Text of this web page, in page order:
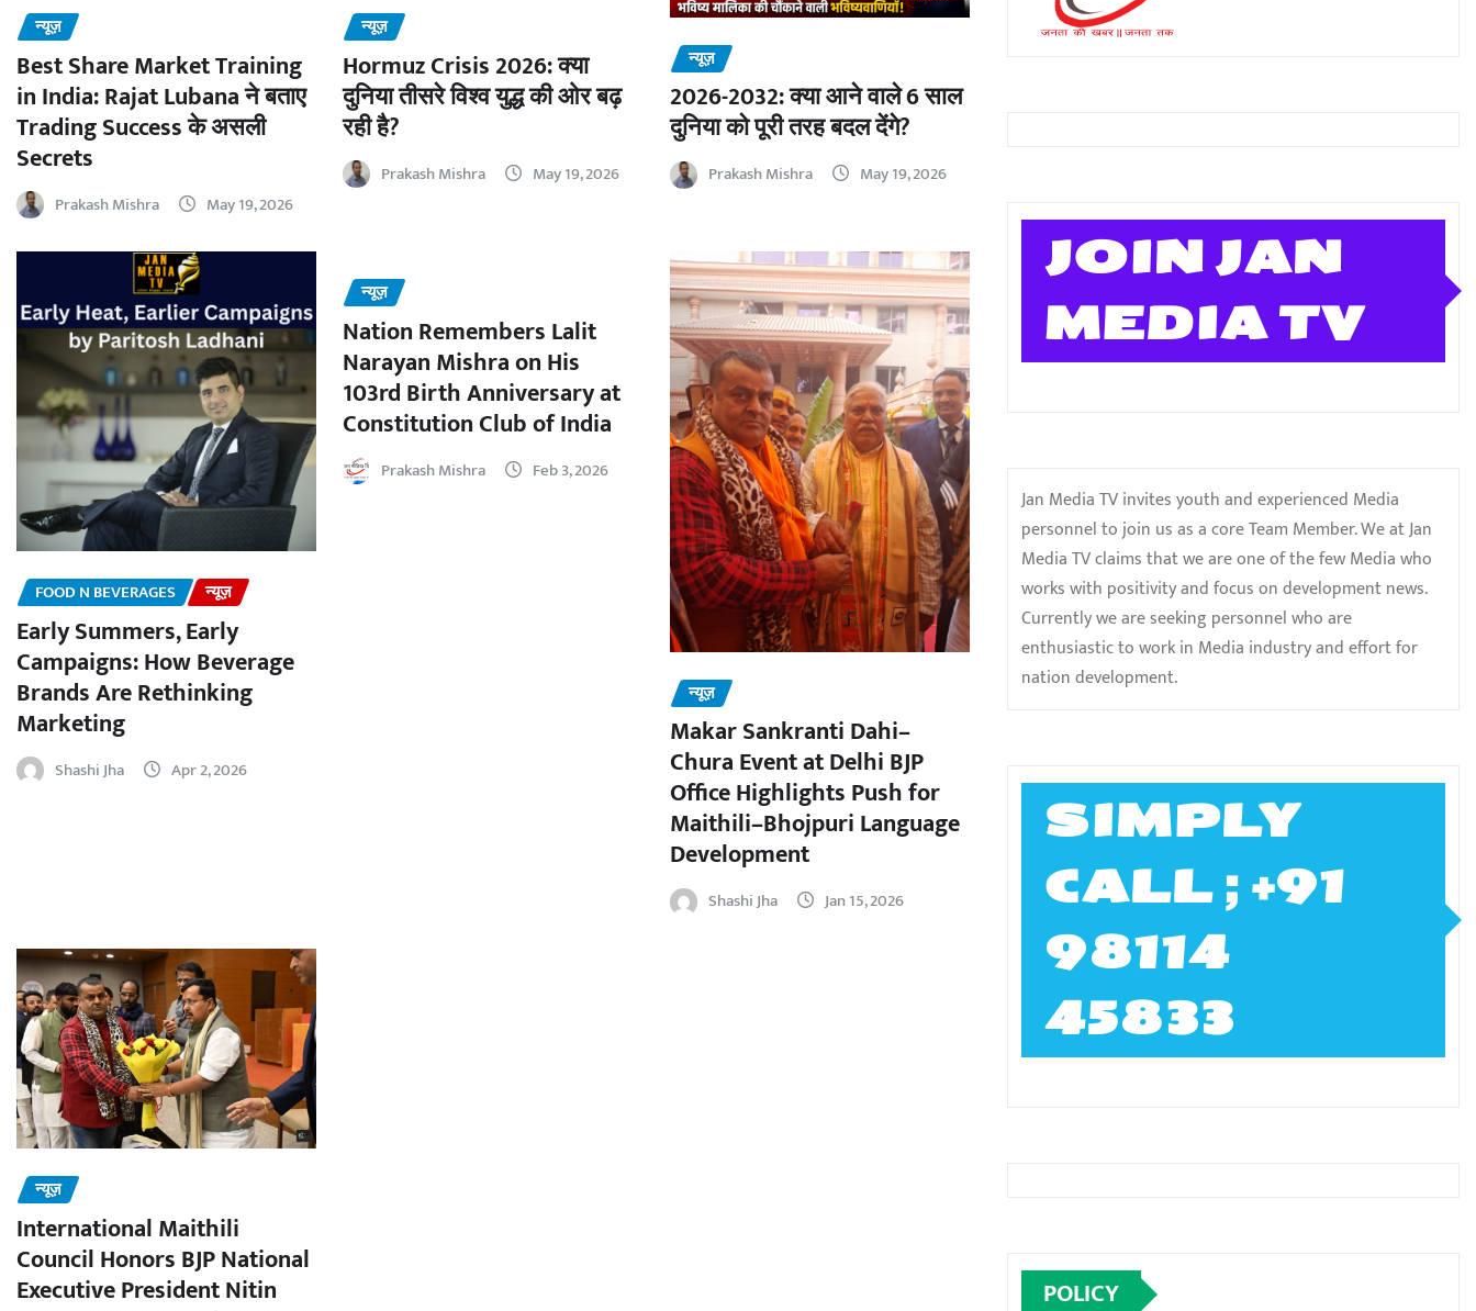
न्यूज़
Best Share Market Training
in India: Rajat Lubana ने बताए
Trading Success के असली
Secrets
Prakash Mishra May 19, 2026
न्यूज़
Hormuz Crisis 2026: क्या
दुनिया तीसरे विश्व युद्ध की ओर बढ़
रही है?
Prakash Mishra May 19, 2026
न्यूज़
2026-2032: क्या आने वाले 6 साल
दुनिया को पूरी तरह बदल देंगे?
Prakash Mishra May 19, 2026
FOOD N BEVERAGES न्यूज़
Early Summers, Early
Campaigns: How Beverage
Brands Are Rethinking
Marketing
Shashi Jha Apr 2, 2026
न्यूज़
Nation Remembers Lalit
Narayan Mishra on His
103rd Birth Anniversary at
Constitution Club of India
Prakash Mishra Feb 3, 2026
न्यूज़
Makar Sankranti Dahi–
Chura Event at Delhi BJP
Office Highlights Push for
Maithili–Bhojpuri Language
Development
Shashi Jha Jan 15, 2026
न्यूज़
International Maithili
Council Honors BJP National
Executive President Nitin
JOIN JAN
MEDIA TV
Jan Media TV invites youth and experienced Media
personnel to join us as a core Team Member. We at Jan
Media TV claims that we are one of the few Media who
works with positivity and focus on development news.
Currently we are seeking personnel who are
enthusiastic to work in Media industry and effort for
nation development.
SIMPLY
CALL ; +91
98114
45833
POLICY